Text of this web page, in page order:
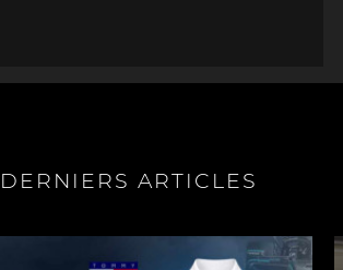
ARTICLES